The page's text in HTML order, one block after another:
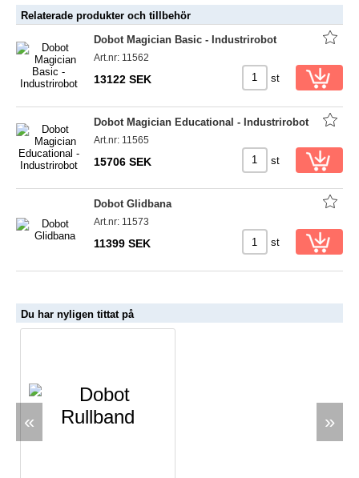
Relaterade produkter och tillbehör
Dobot Magician Basic - Industrirobot
Art.nr: 11562
13122 SEK st
Dobot Magician Educational - Industrirobot
Art.nr: 11565
15706 SEK st
Dobot Glidbana
Art.nr: 11573
11399 SEK st
Du har nyligen tittat på
« »